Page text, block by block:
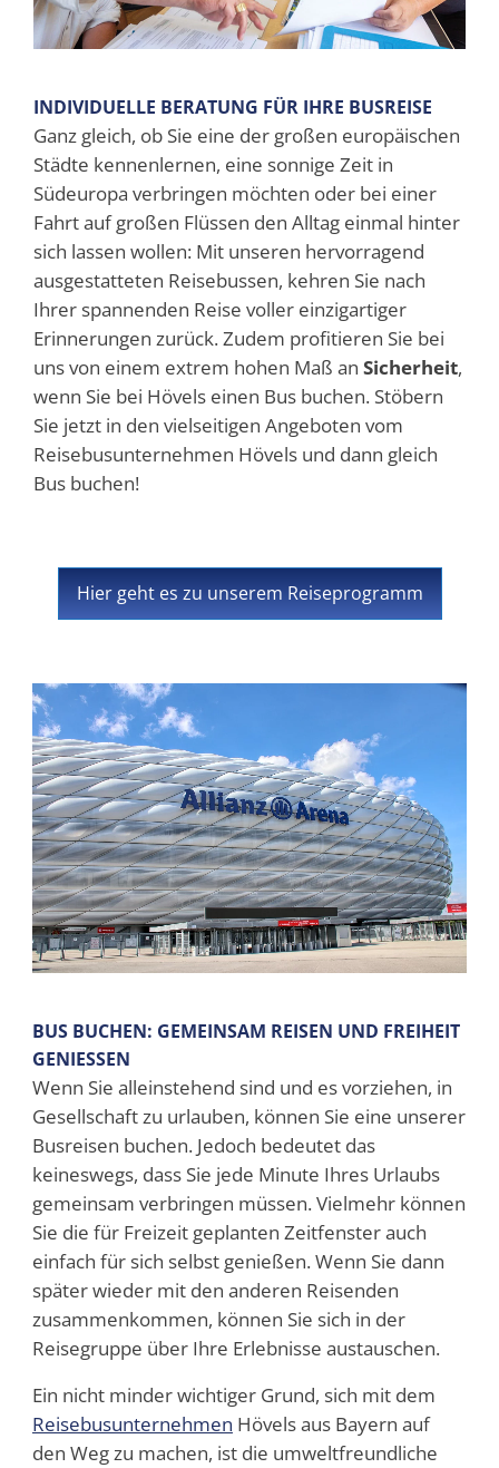
INDIVIDUELLE BERATUNG FÜR IHRE BUSREISE
Ganz gleich, ob Sie eine der großen europäischen
Städte kennenlernen, eine sonnige Zeit in
Südeuropa verbringen möchten oder bei einer
Fahrt auf großen Flüssen den Alltag einmal hinter
sich lassen wollen: Mit unseren hervorragend
ausgestatteten Reisebussen, kehren Sie nach
Ihrer spannenden Reise voller einzigartiger
Erinnerungen zurück. Zudem profitieren Sie bei
uns von einem extrem hohen Maß anSicherheit,
wenn Sie bei Hövels einen Bus buchen. Stöbern
Sie jetzt in den vielseitigen Angeboten vom
Reisebusunternehmen Hövels und dann gleich
Bus buchen!
Hier geht es zu unserem Reiseprogramm
BUS BUCHEN: GEMEINSAM REISEN UND FREIHEIT
GENIESSEN
Wenn Sie alleinstehend sind und es vorziehen, in
Gesellschaft zu urlauben, können Sie eine unserer
Busreisen buchen. Jedoch bedeutet das
keineswegs, dass Sie jede Minute Ihres Urlaubs
gemeinsam verbringen müssen. Vielmehr können
Sie die für Freizeit geplanten Zeitfenster auch
einfach für sich selbst genießen. Wenn Sie dann
später wieder mit den anderen Reisenden
zusammenkommen, können Sie sich in der
Reisegruppe über Ihre Erlebnisse austauschen.
Ein nicht minder wichtiger Grund, sich mit dem
Reisebusunternehmen Hövels aus Bayern auf
den Weg zu machen, ist die umweltfreundliche